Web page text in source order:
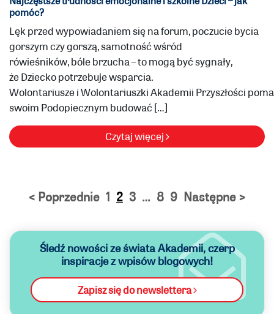
pomóc?
Lęk przed wypowiadaniem się na forum, poczucie bycia
gorszym czy gorszą, samotność wśród
rówieśników, bóle brzucha – to mogą być sygnały,
że Dziecko potrzebuje wsparcia.
Wolontariusze i Wolontariuszki Akademii Przyszłości
swoim Podopiecznym budować […]
Czytaj więcej
< Poprzednie 1 2 3 … 8 9 Następne >
Śledź nowości ze świata Akademii,czerp
inspiracje z wpisów blogowych!
Zapisz się do newslettera